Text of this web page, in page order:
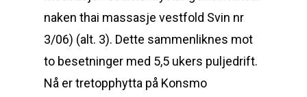
naken thai massasje vestfold Svin nr
3/06) (alt. 3). Dette sammenliknes mot
to besetninger med 5,5 ukers puljedrift.
Nå er tretopphytta på Konsmo